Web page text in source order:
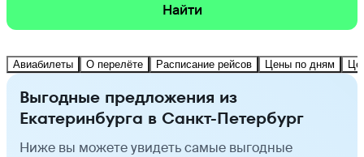
Найти
Авиабилеты О перелёте Расписание рейсов Цены по дням
Выгодные предложения из
Екатеринбурга в Санкт-Петербург
Ниже вы можете увидеть самые выгодные